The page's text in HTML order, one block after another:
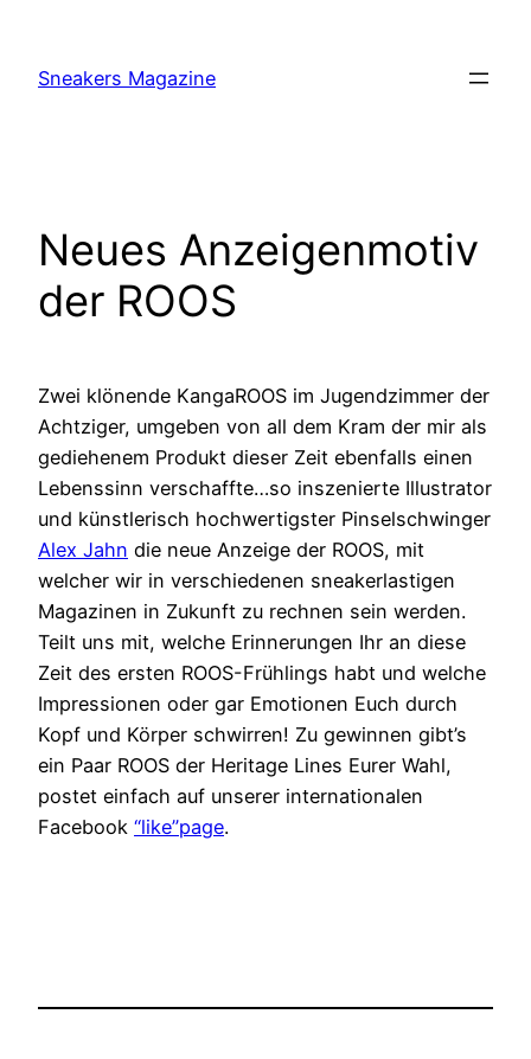
content
Sneakers Magazine
Neues Anzeigenmotiv
der ROOS
Zwei klönende KangaROOS im Jugendzimmer der
Achtziger, umgeben von all dem Kram der mir als
gediehenem Produkt dieser Zeit ebenfalls einen
Lebenssinn verschaffte…so inszenierte Illustrator
und künstlerisch hochwertigster Pinselschwinger
Alex Jahn die neue Anzeige der ROOS, mit
welcher wir in verschiedenen sneakerlastigen
Magazinen in Zukunft zu rechnen sein werden.
Teilt uns mit, welche Erinnerungen Ihr an diese
Zeit des ersten ROOS-Frühlings habt und welche
Impressionen oder gar Emotionen Euch durch
Kopf und Körper schwirren! Zu gewinnen gibt’s
ein Paar ROOS der Heritage Lines Eurer Wahl,
postet einfach auf unserer internationalen
Facebook “like”page.